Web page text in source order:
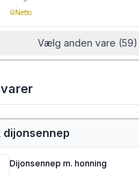
Netto
Vælg anden vare (59)
dijonsennep
Dijonsennep m. honning